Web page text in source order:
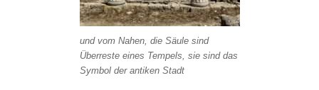
und vom Nahen, die Säule sind
Überreste eines Tempels, sie sind das
Symbol der antiken Stadt